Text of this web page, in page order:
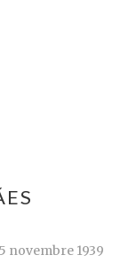
novembre 1939